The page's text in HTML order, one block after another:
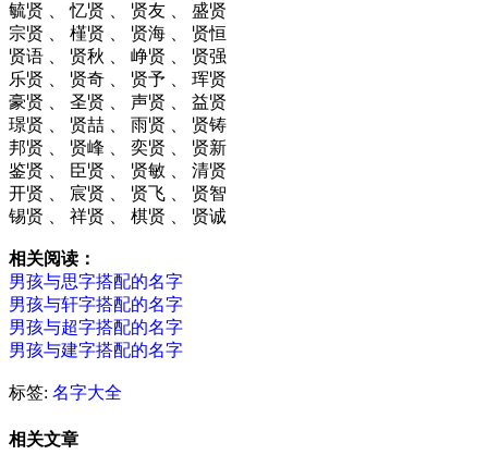
毓贤 、 忆贤 、 贤友 、 盛贤
宗贤 、 槿贤 、 贤海 、 贤恒
贤语 、 贤秋 、 峥贤 、 贤强
乐贤 、 贤奇 、 贤予 、 珲贤
豪贤 、 圣贤 、 声贤 、 益贤
璟贤 、 贤喆 、 雨贤 、 贤铸
邦贤 、 贤峰 、 奕贤 、 贤新
鉴贤 、 臣贤 、 贤敏 、 清贤
开贤 、 宸贤 、 贤飞 、 贤智
锡贤 、 祥贤 、 棋贤 、 贤诚
相关阅读：
男孩与思字搭配的名字
男孩与轩字搭配的名字
男孩与超字搭配的名字
男孩与建字搭配的名字
标签: 名字大全
相关文章